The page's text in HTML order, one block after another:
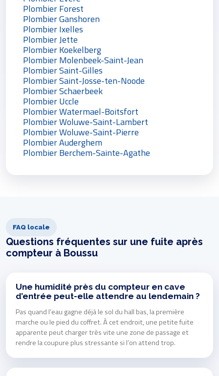
Plombier Forest
Plombier Ganshoren
Plombier Ixelles
Plombier Jette
Plombier Koekelberg
Plombier Molenbeek-Saint-Jean
Plombier Saint-Gilles
Plombier Saint-Josse-ten-Noode
Plombier Schaerbeek
Plombier Uccle
Plombier Watermael-Boitsfort
Plombier Woluwe-Saint-Lambert
Plombier Woluwe-Saint-Pierre
Plombier Auderghem
Plombier Berchem-Sainte-Agathe
FAQ locale
Questions fréquentes sur une fuite après
compteur à Boussu
Une humidité près du compteur en cave
d’entrée peut-elle attendre au lendemain ?
Pas quand l’eau gagne déjà le sol du hall bas, la première
marche ou le pied du coffret. À cet endroit, une petite fuite
apparente peut charger très vite une zone de passage et
rendre la coupure plus stressante si l’on attend trop.